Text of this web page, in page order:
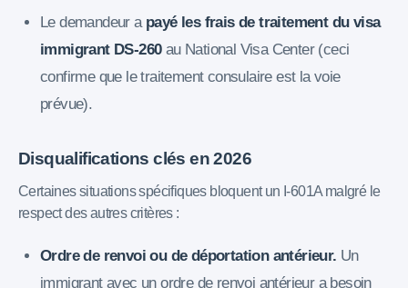
Le demandeur a payé les frais de traitement du visa
immigrant DS-260au National Visa Center (ceci
confirme que le traitement consulaire est la voie
prévue).
Disqualifications clés en 2026
Certaines situations spécifiques bloquent un I-601A malgré le
respect des autres critères :
Ordre de renvoi ou de déportation antérieur. Un
immigrant avec un ordre de renvoi antérieur a besoin